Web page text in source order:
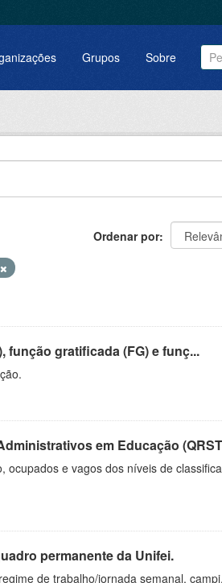
Grupos Sobre
Ordenar por
função gratificada (FG) e funç...
em Educação
e vagos dos níveis de
permanente da Unifei.
de trabalho/jornada semanal, campi.